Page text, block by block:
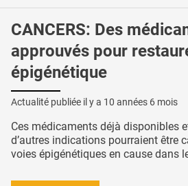
CANCERS: Des
approuvés pour
épigénétique
Actualité publiée il y a 10 années 6 mois
Ces médicaments déjà disponibles
d’autres indications pourraient être
voies épigénétiques en cause dans